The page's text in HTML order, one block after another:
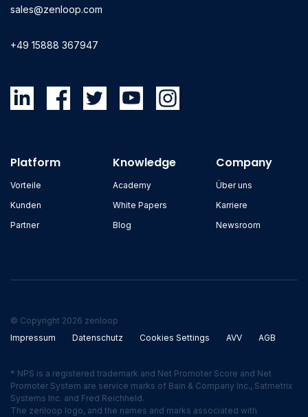
sales@zenloop.com
+49 15888 367947
Platform
Vorteile
Kunden
Partner
Knowledge
Academy
White Papers
Blog
Company
Über uns
Karriere
Newsroom
© Copyright 2026 zenloop
Impressum
Datenschutz Cookies Settings AVV AGB
* NPS is a registered trademark and Net Promoter Score and Net
Promoter System are service marks of Bain & Company Inc., Satmetrix
Systems Inc. and Fred Reichheld.
The zenloop logo, and the names and marks associated with